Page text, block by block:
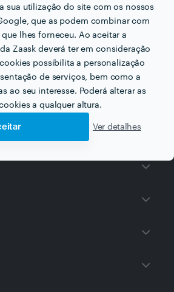
sua utilização do site com os nossos
que as podem combinar com
lhes forneceu. Ao aceitar a
Zaask deverá ter em consideração
possibilita a personalização
de serviços, bem como a
ao seu interesse. Poderá alterar as
a qualquer altura.
Ver detalhes
por Nails 21 - Setúbal e
setubal